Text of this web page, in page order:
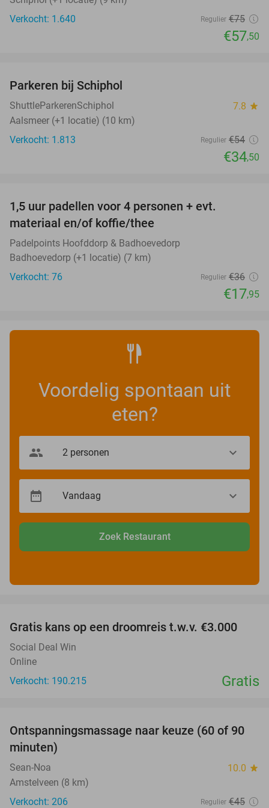
Verkocht: 1.640
Regulier €75
€57,50
Parkeren bij Schiphol
ShuttleParkerenSchiphol 7.8 star
Aalsmeer (+1 locatie) (10 km)
Verkocht: 1.813
Regulier €54
€34,50
1,5 uur padellen voor 4 personen + evt.
materiaal en/of koffie/thee
Padelpoints Hoofddorp & Badhoevedorp
Badhoevedorp (+1 locatie) (7 km)
Verkocht: 76
Regulier €36
€17,95
Voordelig spontaan uit
eten?
Zoek Restaurant
Gratis kans op een droomreis t.w.v. €3.000
Social Deal Win
Online
Verkocht: 190.215
Gratis
40%
Ontspanningsmassage naar keuze (60 of 90
minuten)
Sean-Noa 10.0 star
Amstelveen (8 km)
Verkocht: 206
Regulier €45